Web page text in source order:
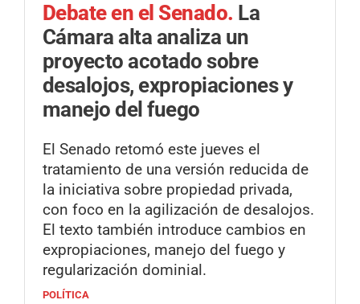
Debate en el Senado. La
Cámara alta analiza un
proyecto acotado sobre
desalojos, expropiaciones y
manejo del fuego
El Senado retomó este jueves el
tratamiento de una versión reducida de
la iniciativa sobre propiedad privada,
con foco en la agilización de desalojos.
El texto también introduce cambios en
expropiaciones, manejo del fuego y
regularización dominial.
POLÍTICA